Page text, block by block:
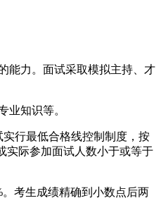
能力。面试采取模拟主持、才
知识等。
行最低合格线控制制度，按
实际参加面试人数小于或等于
考生成绩精确到小数点后两